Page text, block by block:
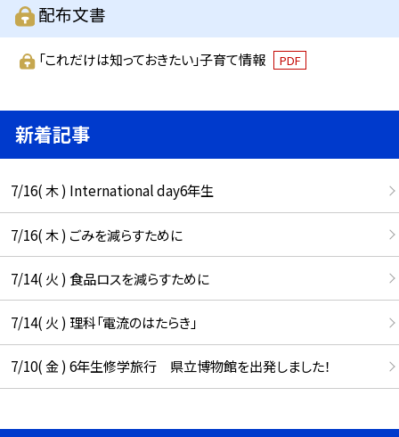
配布文書
「これだけは知っておきたい」子育て情報 PDF
新着記事
7/16( 木 ) International day6年生
7/16( 木 ) ごみを減らすために
7/14( 火 ) 食品ロスを減らすために
7/14( 火 ) 理科「電流のはたらき」
7/10( 金 ) 6年生修学旅行 県立博物館を出発しました！